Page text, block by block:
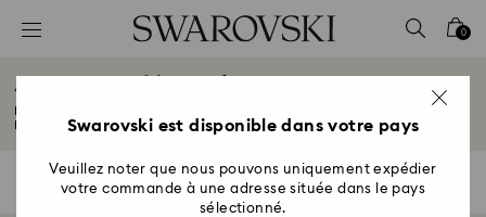
Accesskeys list
2 - Footer
4 - Search results
0
Accessoires décoratifs
Explorez...Lire plus
37 Résultats Filtres
Filtres Trier selon
Trier
Swarovski est disponible dans votre pays
Veuillez noter que nous pouvons uniquement expédier
votre commande à une adresse située dans le pays
sélectionné.